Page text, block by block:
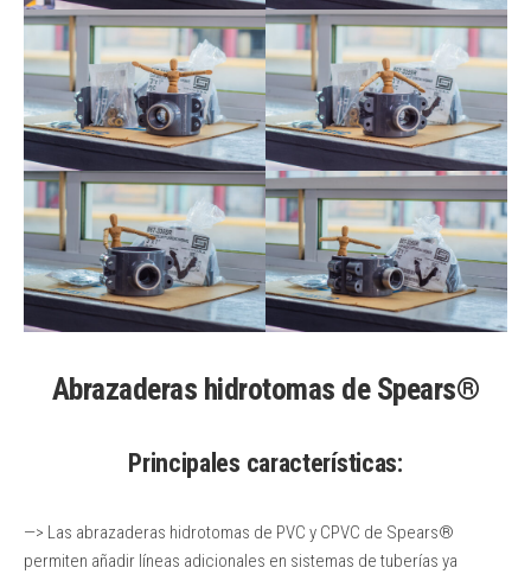
Abrazaderas hidrotomas de Spears®
Principales características:
—> Las abrazaderas hidrotomas de PVC y CPVC de Spears®
permiten añadir líneas adicionales en sistemas de tuberías ya